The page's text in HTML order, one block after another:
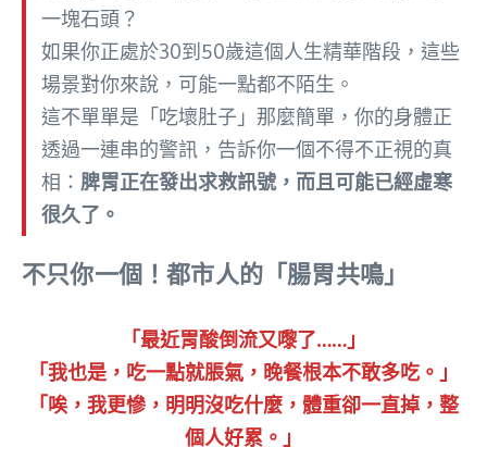
一塊石頭？
如果你正處於30到50歲這個人生精華階段，這些
場景對你來說，可能一點都不陌生。
這不單單是「吃壞肚子」那麼簡單，你的身體正
透過一連串的警訊，告訴你一個不得不正視的真
相： 脾胃正在發出求救訊號，而且可能已經虛寒
很久了。
不只你一個！都市人的「腸胃共鳴」
「最近胃酸倒流又嚟了……」
「我也是，吃一點就脹氣，晚餐根本不敢多吃。」
「唉，我更慘，明明沒吃什麼，體重卻一直掉，整
個人好累。」